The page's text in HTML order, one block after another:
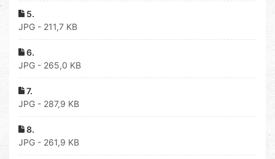
5.
JPG - 211,7 KB
6.
JPG - 265,0 KB
7.
JPG - 287,9 KB
8.
JPG - 261,9 KB